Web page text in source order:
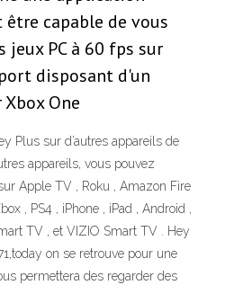
capable de vous
jeux PC à 60 fps sur
disposant d'un
One
Plus sur d’autres appareils de
appareils, vous pouvez
Apple TV , Roku , Amazon Fire
, PS4 , iPhone , iPad , Android ,
TV , et VIZIO Smart TV . Hey
on se retrouve pour une
permettera des regarder des